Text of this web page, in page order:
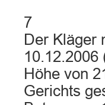
7
Der Kläger
10.12.2006
Höhe von
Gerichts